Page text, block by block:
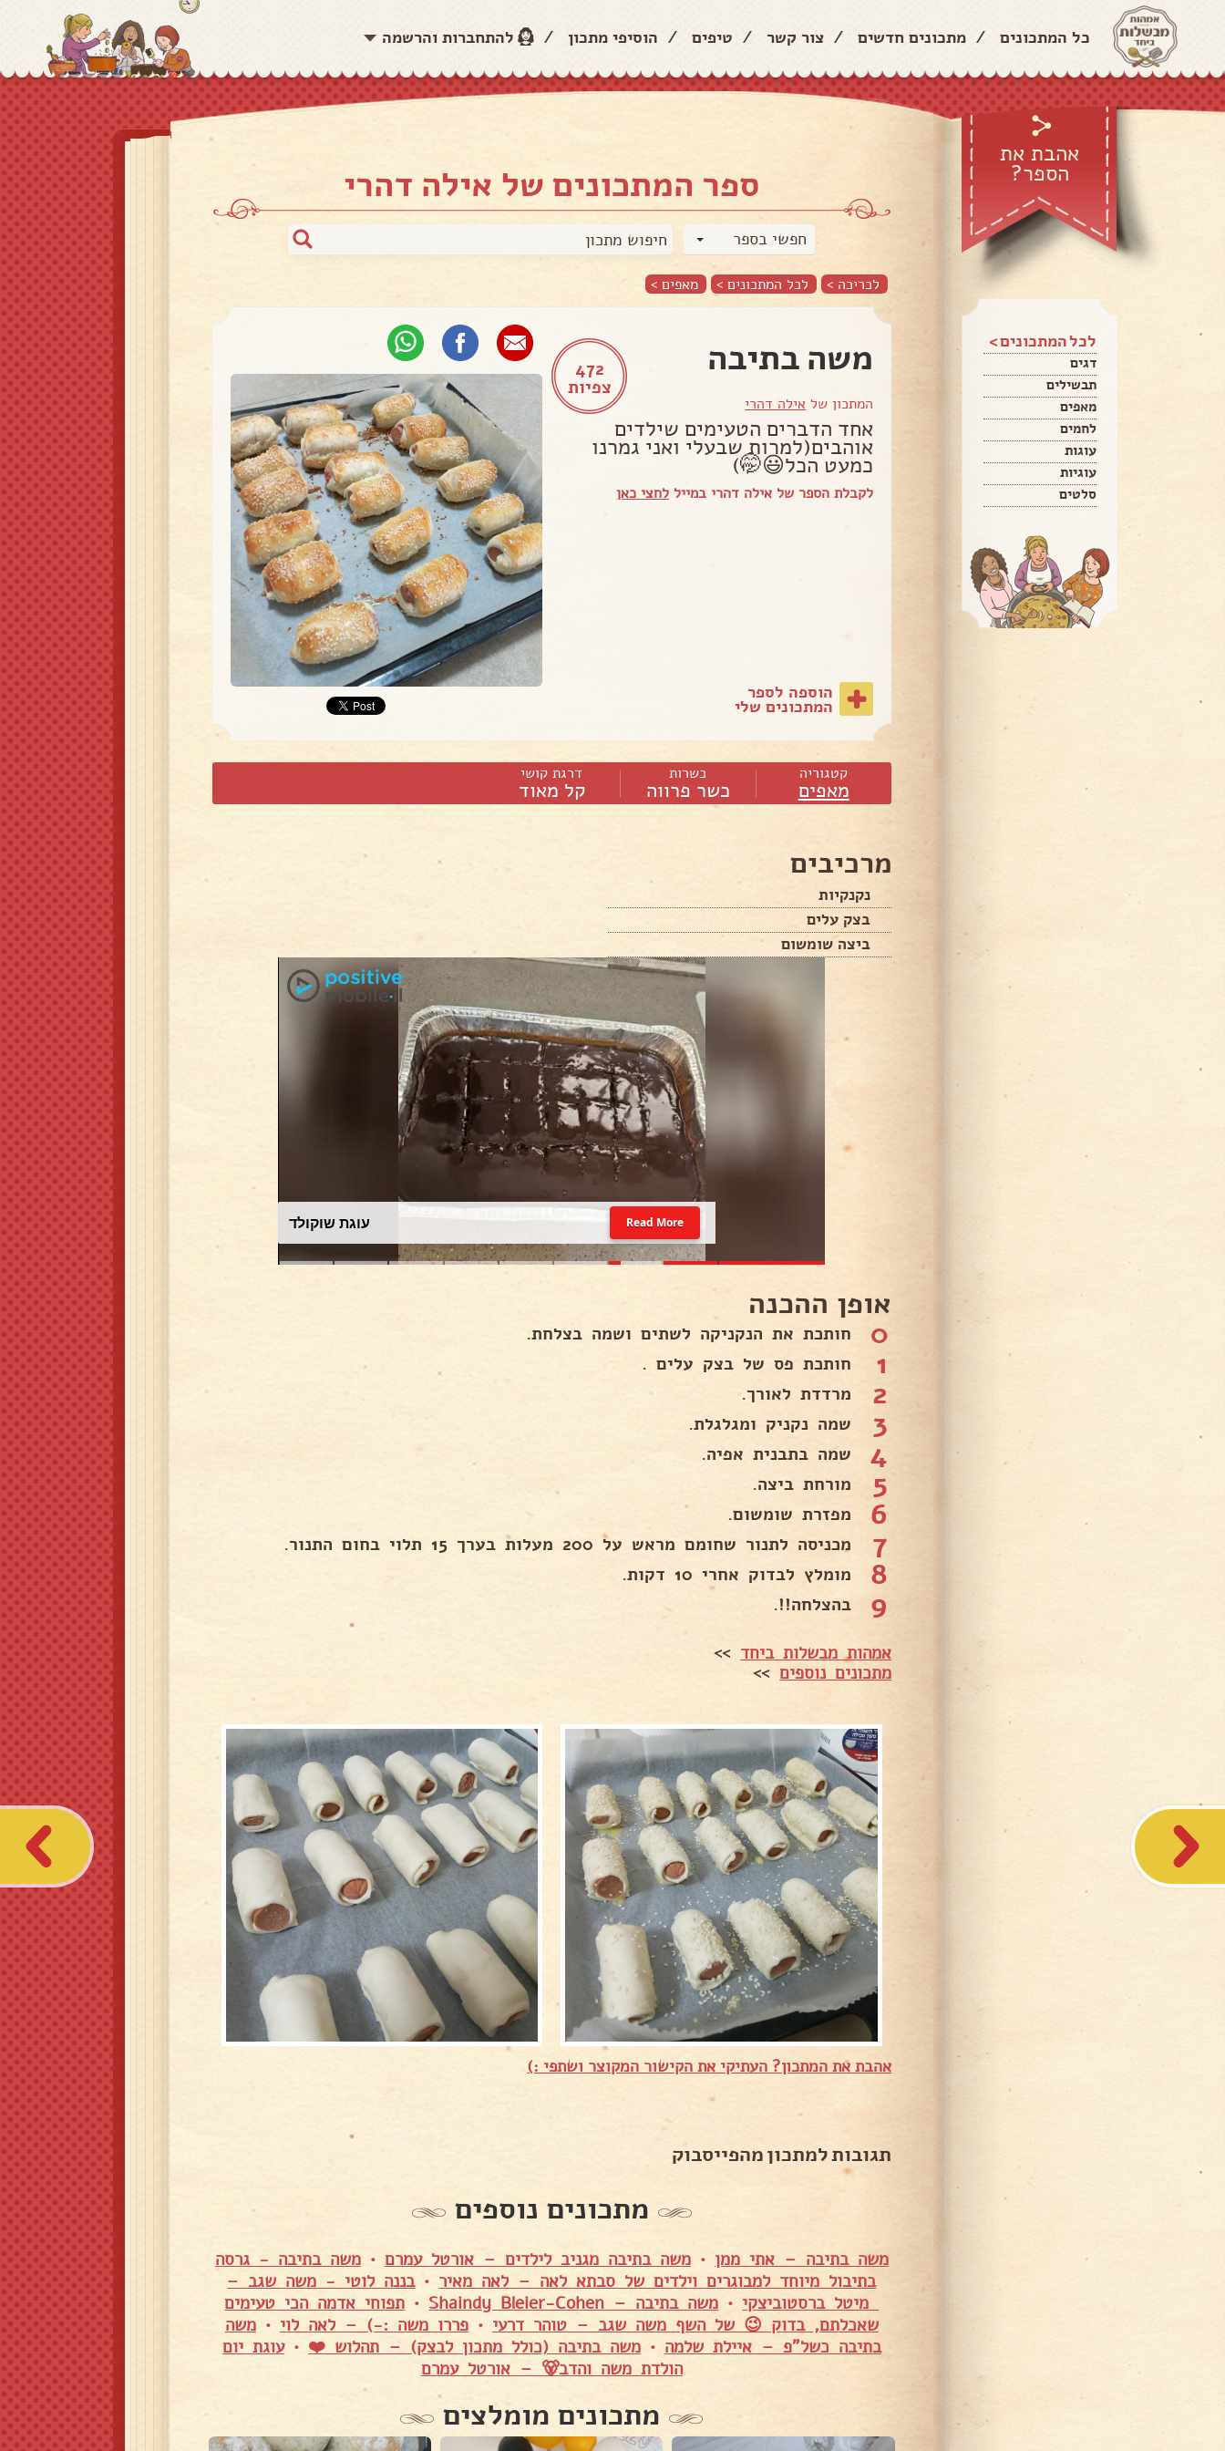
כל המתכונים / מתכונים חדשים / צור קשר / טיפים / הוסיפי מתכון / להתחברות והרשמה
אהבת את
הספר?
לכל המתכונים >
דגים
תבשילים
מאפים
לחמים
עוגות
עוגיות
סלטים
ספר המתכונים של אילה דהרי
חפשי בספר
לכריכה > לכל המתכונים > מאפים >
472
צפיות
משה בתיבה
המתכון של אילה דהרי
אחד הדברים הטעימים שילדים
אוהבים(למרות שבעלי ואני גמרנו
כמעט הכל😃🤭)
לקבלת הספר של אילה דהרי במייל לחצי כאן
הוספה לספר
המתכונים שלי
קטגוריה
מאפים
כשרות
כשר פרווה
דרגת קושי
קל מאוד
מרכיבים
נקנקיות
בצק עלים
ביצה שומשום
עוגת שוקולד Read More
אופן ההכנה
0 חותכת את הנקניקה לשתים ושמה בצלחת.
1 חותכת פס של בצק עלים .
2 מרדדת לאורך.
3 שמה נקניק ומגלגלת.
4 שמה בתבנית אפיה.
5 מורחת ביצה.
6 מפזרת שומשום.
7 מכניסה לתנור שחומם מראש על 200 מעלות בערך 15 תלוי בחום התנור.
8 מומלץ לבדוק אחרי 10 דקות.
9 בהצלחה!!.
אמהות מבשלות ביחד >>
מתכונים נוספים>>
אהבת את המתכון? העתיקי את הקישור המקוצר ושתפי :)
תגובות למתכון מהפייסבוק
מתכונים נוספים
משה בתיבה – אתי ממן •משה בתיבה מגניב לילדים – אורטל עמרם •משה בתיבה - גרסה
בתיבול מיוחד למבוגרים וילדים של סבתא לאה – לאה מאיר •בננה לוטי - משה שגב –
מיטל ברסטוביצקי • משה בתיבה – Shaindy Bleier-Cohen • תפוחי אדמה הכי טעימים
שאכלתם, בדוק 😉 של השף משה שגב – טוהר דרעי •פררו משה :-) – לאה לוי •משה
בתיבה כשל"פ – איילת שלמה •משה בתיבה (כולל מתכון לבצק) – תהלוש ❤️ •עוגת יום
הולדת משה והדב🐻 – אורטל עמרם
מתכונים מומלצים